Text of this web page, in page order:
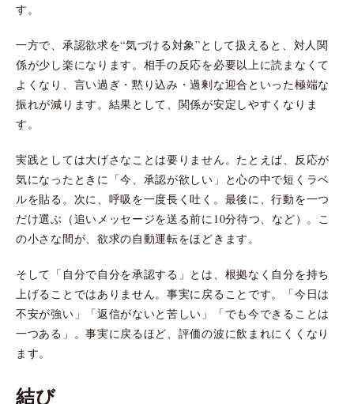
す。
一方で、承認欲求を“気づける対象”として扱えると、対人関
係が少し楽になります。相手の反応を必要以上に読まなくて
よくなり、言い過ぎ・黙り込み・過剰な迎合といった極端な
振れが減ります。結果として、関係が安定しやすくなりま
す。
実践としては大げさなことは要りません。たとえば、反応が
気になったときに「今、承認が欲しい」と心の中で短くラベ
ルを貼る。次に、呼吸を一度長く吐く。最後に、行動を一つ
だけ選ぶ（追いメッセージを送る前に10分待つ、など）。こ
の小さな間が、欲求の自動運転をほどきます。
そして「自分で自分を承認する」とは、根拠なく自分を持ち
上げることではありません。事実に戻ることです。「今日は
不安が強い」「返信がないと苦しい」「でも今できることは
一つある」。事実に戻るほど、評価の波に飲まれにくくなり
ます。
結び